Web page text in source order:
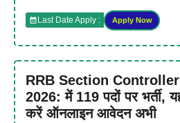
Last Date Apply : Apply Now
RRB Section
2026: में 119 पदों पर भर्ती,
करें ऑनलाइन आवेदन अभी